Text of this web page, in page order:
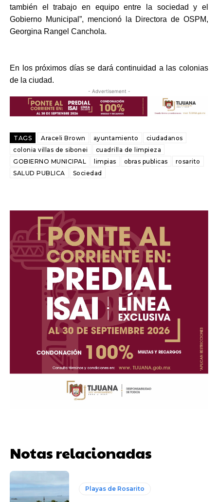
también el trabajo en equipo entre la sociedad y el
Gobierno Municipal”, mencionó la Directora de OSPM,
Georgina Rangel Canchola.
En los próximos días se dará continuidad a las colonias
de la ciudad.
- Advertisement -
TAGS Araceli Brown ayuntamiento
ciudadanos
colonia villas de sibonei
cuadrilla de limpieza
GOBIERNO MUNICIPAL
limpias obras publicas
rosarito
SALUD PUBLICA
Sociedad
Notas relacionadas
Playas de Rosarito